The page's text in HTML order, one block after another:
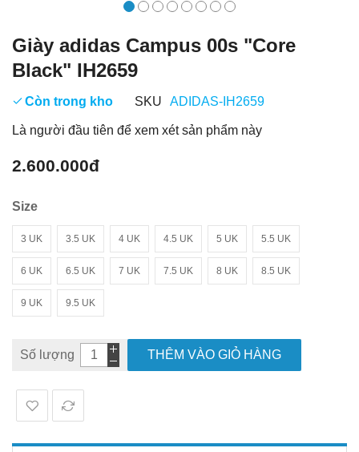
Giày adidas Campus 00s "Core
Black" IH2659
Còn trong kho SKU ADIDAS-IH2659
Là người đầu tiên để xem xét sản phẩm này
2.600.000đ
Size
3 UK 3.5 UK 4 UK 4.5 UK 5 UK 5.5 UK
6 UK 6.5 UK 7 UK 7.5 UK 8 UK 8.5 UK
9 UK 9.5 UK
Số lượng THÊM VÀO GIỎ HÀNG